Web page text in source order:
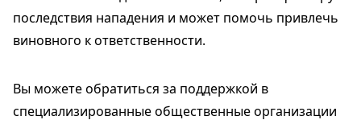
последствия нападения и может помочь привлечь
виновного к ответственности.
Вы можете обратиться за поддержкой в ​​
специализированные общественные организации